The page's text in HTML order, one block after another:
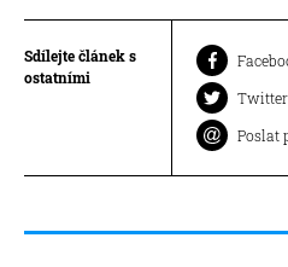
Sdílejte článek s
ostatními
Twitter
Poslat